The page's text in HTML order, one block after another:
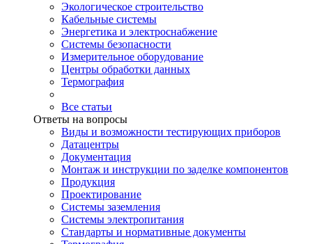
Экологическое строительство
Кабельные системы
Энергетика и электроснабжение
Системы безопасности
Измерительное оборудование
Центры обработки данных
Термография
Все статьи
Ответы на вопросы
Виды и возможности тестирующих приборов
Датацентры
Документация
Монтаж и инструкции по заделке компонентов
Продукция
Проектирование
Системы заземления
Системы электропитания
Стандарты и нормативные документы